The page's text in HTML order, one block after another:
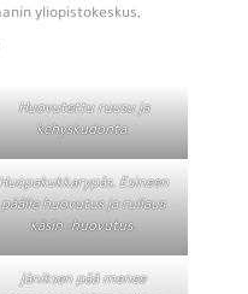
yliopistokeskus,
Huovutettu ruusu ja
kehyskudonta.
Esineen
päälle huovutus ja rullaus
käsin -huovutus.
Jäniksen pää menee